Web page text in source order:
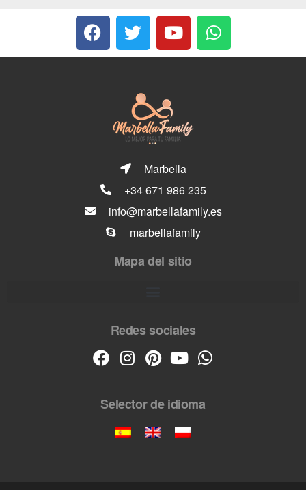
Marbella
+34 671 986 235
info@marbellafamily.es
marbellafamily
Mapa del sitio
Redes sociales
Selector de idioma